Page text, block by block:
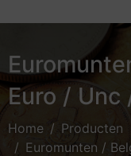
Euro / Unc
Home
Producten
Euromunten /